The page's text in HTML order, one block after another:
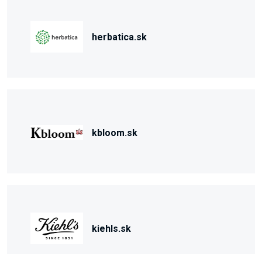
herbatica.sk
kbloom.sk
kiehls.sk